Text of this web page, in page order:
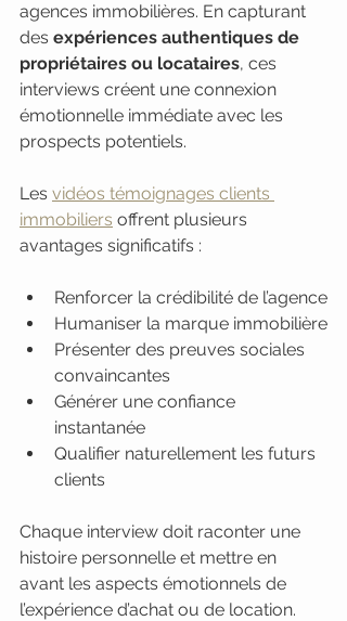
agences immobilières. En capturant
des expériences authentiques de
propriétaires ou locataires, ces
interviews créent une connexion
émotionnelle immédiate avec les
prospects potentiels.
Les vidéos témoignages clients
immobiliers offrent plusieurs
avantages significatifs :
Renforcer la crédibilité de l’agence
Humaniser la marque immobilière
Présenter des preuves sociales
convaincantes
Générer une confiance
instantanée
Qualifier naturellement les futurs
clients
Chaque interview doit raconter une
histoire personnelle et mettre en
avant les aspects émotionnels de
l’expérience d’achat ou de location.